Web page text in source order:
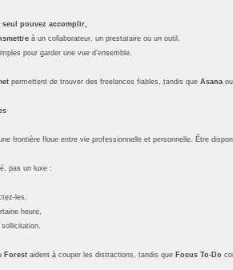
seul pouvez accomplir,
à un collaborateur, un prestataire ou un outil,
pour garder une vue d’ensemble.
permettent de trouver des freelances fiables, tandis que Asana
frontière floue entre vie professionnelle et personnelle. Être
pas un luxe :
les,
heure,
Forest aident à couper les distractions, tandis que Focus To-Do